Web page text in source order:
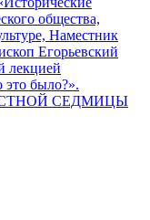
общества,
Наместник
Егорьевский
лекцией
это было?».
СЕДМИЦЫ